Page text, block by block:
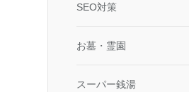
SEO対策
お墓・霊園
スーパー銭湯